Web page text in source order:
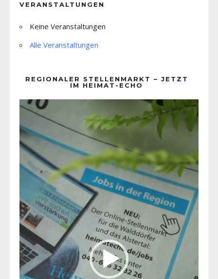
VERANSTALTUNGEN
Keine Veranstaltungen
Alle Veranstaltungen
REGIONALER STELLENMARKT – JETZT
IM HEIMAT-ECHO
Player